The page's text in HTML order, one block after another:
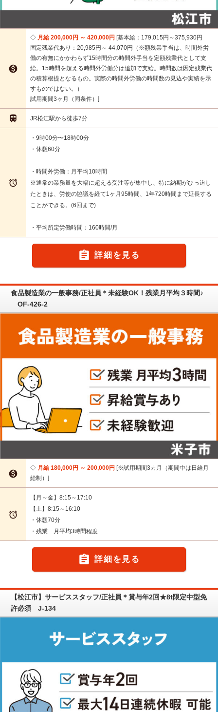

月給 200,000円 ～ 420,000円 基本給：179,015円～375,930円
固定残業代あり：20,985円～ 44,070円（※額残業手当は、時間外労
働の有無にかかわらず15時間分の時間外手当を定額残業代として支
給。15時間を超える時間外労働分は追加で支給。時間数は因定残業代
の積算根提となるもの。実際の時間外労働の時間数の見込や実績を示
すものではない。）
試用期間3ヶ月（同条件）
 JR松江駅から徒歩7分

・9時00分〜18時00分
・休憩60分
・時間外労働：月平均10時間
※通常の業務量を大幅に超える受注等が集中し、特に納期がひっ迫し
たときは、労使の協議を経て1ヶ月95時間、1年720時間まで延長する
ことができる。(6回まで)
・平均所定労働時間：160時間/月
 詳細を見る
食品製造業の一般事務/正社員＊未経験OK！残業月平均３時間♪
OF-426-2

月給 180,000円 ～ 200,000円 ※試用期間3カ月（期間中は日給月
給制）

【月～金】8:15～17:10
【土】8:15～16:10
・休憩70分
・残業 月平均3時間程度
 詳細を見る
【松江市】サービススタッフ/正社員＊賞与年2回★8t限定中型免
許必須 J-134